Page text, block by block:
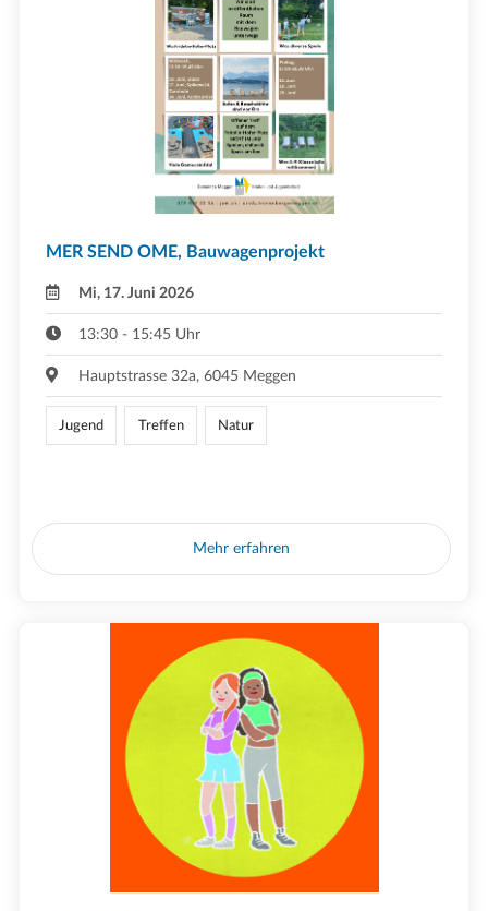
MER SEND OME, Bauwagenprojekt
Mi, 17. Juni 2026
13:30 - 15:45 Uhr
Hauptstrasse 32a, 6045 Meggen
Jugend Treffen Natur
Mehr erfahren